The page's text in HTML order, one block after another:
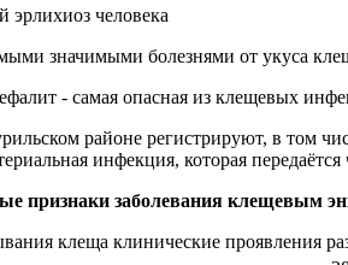
человека
значимыми болезнями от укуса
- самая опасная из клещевых
районе регистрируют, в том
инфекция, которая
признаки заболевания клещевым
клеща клинические проявления